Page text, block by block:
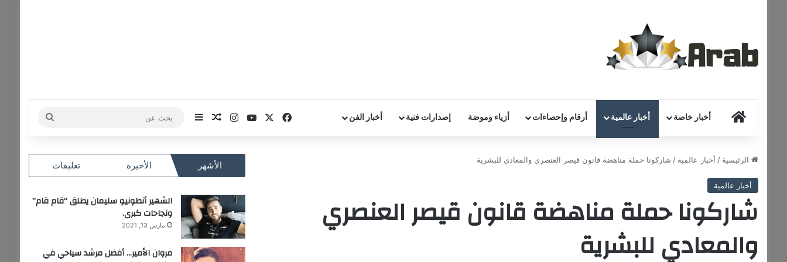
HOME أخبار خاصة أخبار عالمية أرقام وإحصاءات أزياء وموضة إصدارات فنية أخبار الفن فيسبوك ‫YouTube
انستقراممقال عشوائي
إضافة عمود جانبي
بحث
عن
الرئيسية / أخبار عالمية / شاركونا حملة مناهضة قانون قيصر العنصري والمعادي للبشرية
أخبار عالمية
شاركونا حملة مناهضة قانون قيصر العنصري
والمعادي للبشرية
الأشهر الأخيرة تعليقات
الشهير أنطونيو سليمان يطلق “قام قام”
ونجاحات كبرى.
مارس 13, 2021
مروان الأمير… أفضل مرشد سياحي في